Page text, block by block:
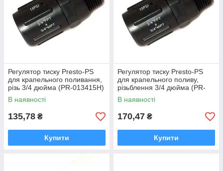
Регулятор тиску Presto-PS
для крапельного поливання,
різь 3/4 дюйма (PR-013415H)
В наявності
135,78 ₴
Купити
Регулятор тиску Presto-PS
для крапельного поливу,
різьблення 3/4 дюйма (PR-
013425)
В наявності
170,47 ₴
Купити